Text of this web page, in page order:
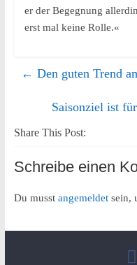
er der Begegnung
erst mal keine Rolle.«
← Den guten Trend
Saisonziel ist
Share This Post:
Schreibe einen
Du musst angemeldetsein,